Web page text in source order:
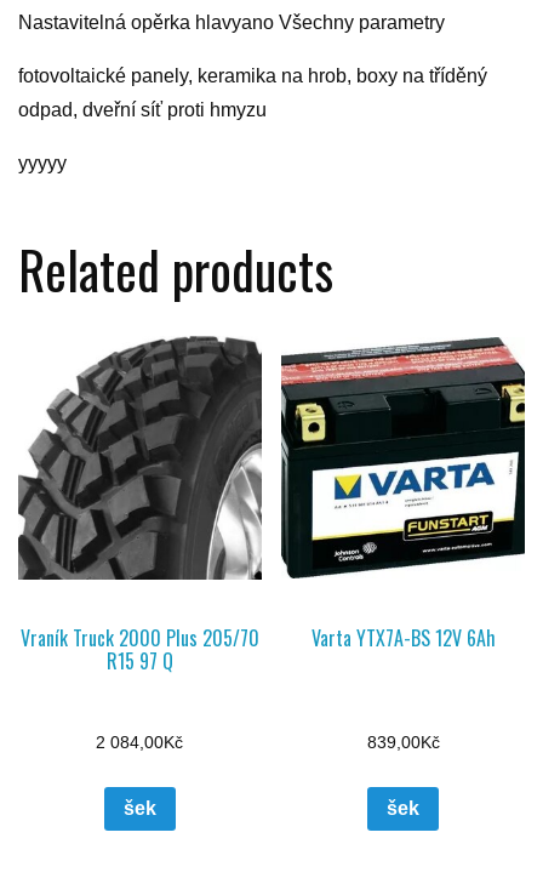
Nastavitelná opěrka hlavyano Všechny parametry
fotovoltaické panely, keramika na hrob, boxy na tříděný
odpad, dveřní síť proti hmyzu
yyyyy
Related products
Vraník Truck 2000 Plus 205/70
R15 97 Q
2 084,00Kč
šek
Varta YTX7A-BS 12V 6Ah
839,00Kč
šek